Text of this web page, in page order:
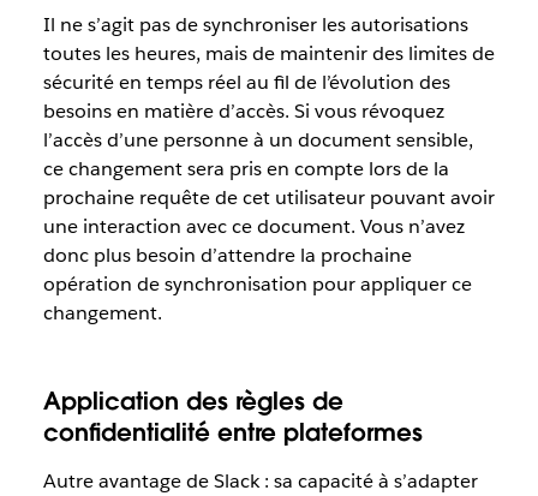
Il ne s’agit pas de synchroniser les autorisations
toutes les heures, mais de maintenir des limites de
sécurité en temps réel au fil de l’évolution des
besoins en matière d’accès. Si vous révoquez
l’accès d’une personne à un document sensible,
ce changement sera pris en compte lors de la
prochaine requête de cet utilisateur pouvant avoir
une interaction avec ce document. Vous n’avez
donc plus besoin d’attendre la prochaine
opération de synchronisation pour appliquer ce
changement.
Application des règles de
confidentialité entre plateformes
Autre avantage de Slack : sa capacité à s’adapter